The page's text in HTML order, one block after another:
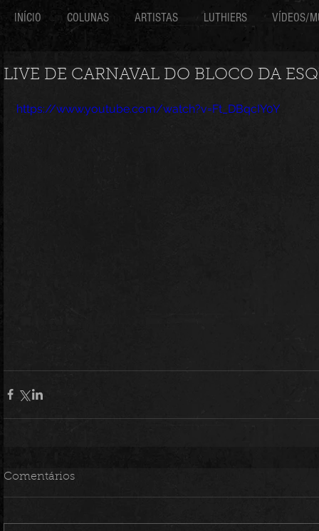
INÍCIO COLUNAS ARTISTAS LUTHIERS VÍDEOS/
LIVE DE CARNAVAL DO BLOCO DA
https://www.youtube.com/watch?v=Ft_DBqcIY0Y
Comentários